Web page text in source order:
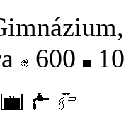
600